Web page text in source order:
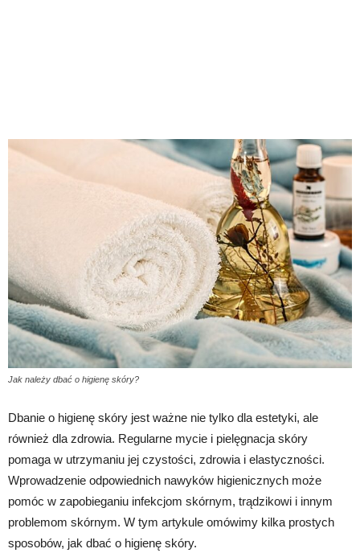
Jak należy dbać o higienę skóry?
Dbanie o higienę skóry jest ważne nie tylko dla estetyki, ale
również dla zdrowia. Regularne mycie i pielęgnacja skóry
pomaga w utrzymaniu jej czystości, zdrowia i elastyczności.
Wprowadzenie odpowiednich nawyków higienicznych może
pomóc w zapobieganiu infekcjom skórnym, trądzikowi i innym
problemom skórnym. W tym artykule omówimy kilka prostych
sposobów, jak dbać o higienę skóry.